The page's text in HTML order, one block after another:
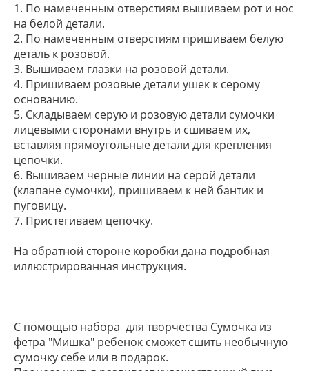
1. По намеченным отверстиям вышиваем рот и нос
на белой детали.
2. По намеченным отверстиям пришиваем белую
деталь к розовой.
3. Вышиваем глазки на розовой детали.
4. Пришиваем розовые детали ушек к серому
основанию.
5. Складываем серую и розовую детали сумочки
лицевыми сторонами внутрь и сшиваем их,
вставляя прямоугольные детали для крепления
цепочки.
6. Вышиваем черные линии на серой детали
(клапане сумочки), пришиваем к ней бантик и
пуговицу.
7. Пристегиваем цепочку.
На обратной стороне коробки дана подробная
иллюстрированная инструкция.
С помощью набора для творчества Сумочка из
фетра "Мишка" ребенок сможет сшить необычную
сумочку себе или в подарок.